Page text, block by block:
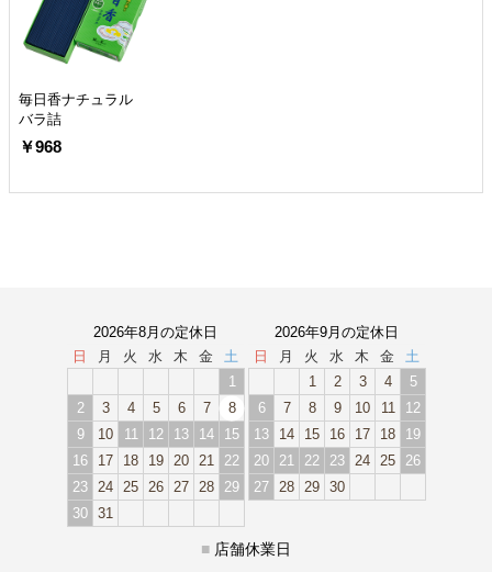
毎日香ナチュラル
バラ詰
￥968
2026年8月の定休日
日
月 火 水 木 金
土
1
2
3 4 5 6 7
8
9
10 11 12 13 14
15
16
17 18 19 20 21
22
23 24 25 26 27 28
29
30 31
2026年9月の定休日
日
月 火 水 木 金
土
1
2 3 4
5
6
7 8 9 10 11
12
13
14 15 16 17 18
19
20
21 22 23 24 25
26
27 28 29 30
■ 店舗休業日